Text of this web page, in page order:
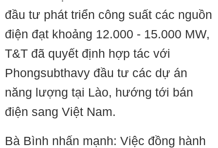
đầu tư phát triển công suất các nguồn
điện đạt khoảng 12.000 - 15.000 MW,
T&T đã quyết định hợp tác với
Phongsubthavy đầu tư các dự án
năng lượng tại Lào, hướng tới bán
điện sang Việt Nam.
Bà Bình nhấn mạnh: Việc đồng hành